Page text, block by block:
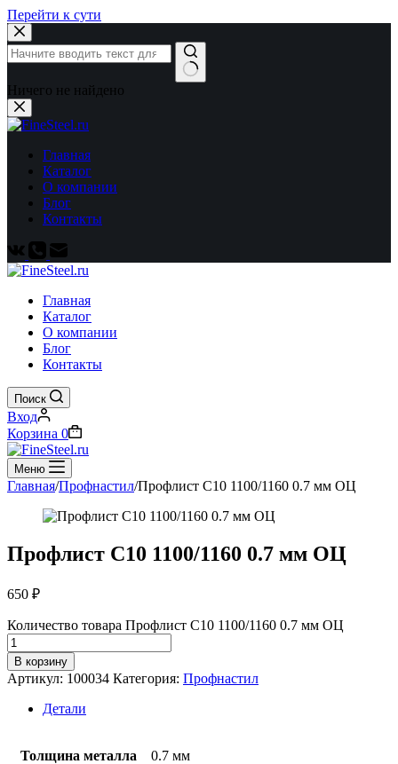
Перейти к сути
Ничего не найдено
Главная
Каталог
О компании
Блог
Контакты
Главная
Каталог
О компании
Блог
Контакты
Поиск
Вход
Корзина 0
Меню
Главная/Профнастил/Профлист С10 1100/1160 0.7 мм ОЦ
Профлист С10 1100/1160 0.7 мм ОЦ
650 ₽
Количество товара Профлист С10 1100/1160 0.7 мм ОЦ
В корзину
Артикул: 100034 Категория: Профнастил
Детали
Толщина металла 0.7 мм